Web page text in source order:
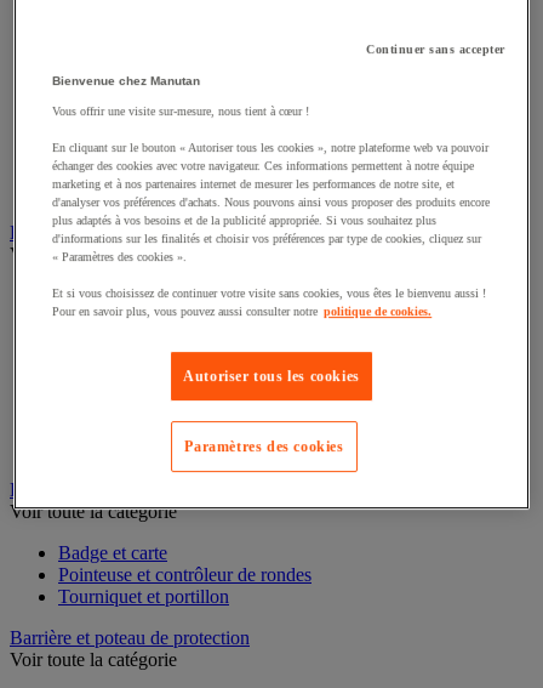
Armoire pour produits corrosifs
Armoire pour produits inflammables
Armoire pour produits toxiques
Caissons de ventilation et filtres
Récipient de sécurité
Bac de rétention et matériel de rétention
Voir toute la catégorie
Bac de laboratoire
Bac de rétention
Chariot de rétention
Conteneur et bungalow de stockage extérieur
Plate-forme de rétention
Support de soutirage pour fûts
Badge et pointeuse
Voir toute la catégorie
Badge et carte
Pointeuse et contrôleur de rondes
Tourniquet et portillon
Barrière et poteau de protection
Voir toute la catégorie
Continuer sans accepter
Bienvenue chez Manutan
Vous offrir une visite sur-mesure, nous tient à cœur !
En cliquant sur le bouton « Autoriser tous les cookies », notre plateforme web va pouvoir
échanger des cookies avec votre navigateur. Ces informations permettent à notre équipe
marketing et à nos partenaires internet de mesurer les performances de notre site, et
d'analyser vos préférences d'achats. Nous pouvons ainsi vous proposer des produits encore
plus adaptés à vos besoins et de la publicité appropriée. Si vous souhaitez plus
d'informations sur les finalités et choisir vos préférences par type de cookies, cliquez sur
« Paramètres des cookies ».
Et si vous choisissez de continuer votre visite sans cookies, vous êtes le bienvenu aussi !
Pour en savoir plus, vous pouvez aussi consulter notre politique de cookies.
Autoriser tous les cookies
Paramètres des cookies